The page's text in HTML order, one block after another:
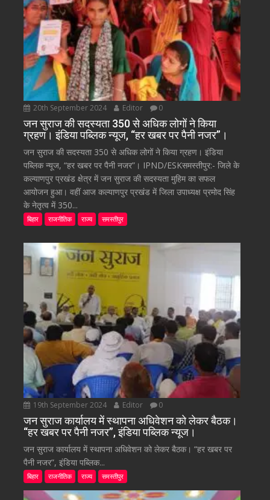
20th September 2024 Editor 0
जन सुराज की सदस्यता 350 से अधिक लोगों ने किया
ग्रहण। इंडिया पब्लिक न्यूज, “हर खबर पर पैनी नजर”।
जन सुराज की सदस्यता 350 से अधिक लोगों ने किया ग्रहण। इंडिया
पब्लिक न्यूज, “हर खबर पर पैनी नजर”। IPND/ESKसमस्तीपुर:- जिले के
कल्याणपुर प्रखंड क्षेत्र में जन सुराज की सदस्यता मुहिम का सफल
आयोजन हुआ। वहीं आज कल्याणपुर प्रखंड में जिला उपाध्यक्ष प्रमोद सिंह
के नेतृत्व में 350...
बिहार राजनीतिक राज्य समस्तीपुर
19th September 2024 Editor 0
जन सुराज कार्यालय में स्थापना अधिवेशन को लेकर बैठक।
“हर खबर पर पैनी नजर”, इंडिया पब्लिक न्यूज।
जन सुराज कार्यालय में स्थापना अधिवेशन को लेकर बैठक। “हर खबर पर
पैनी नजर”, इंडिया पब्लिक...
बिहार राजनीतिक राज्य समस्तीपुर